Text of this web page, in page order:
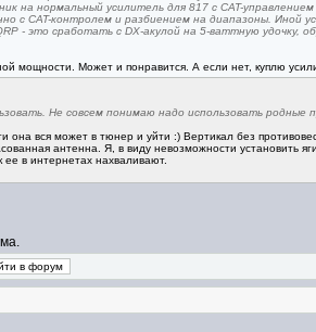
на нормальный усилитель для 817 с CAT-
с CAT-контролем и разбиением на диапазоны.
- это сработать с DX-акулой на 5-ваттную удочку,
мощности. Может и понравится. А если нет, куплю
Не совсем понимаю надо использовать родные
она вся может в тюнер и уйти :) Вертикал без
антенна. Я, в виду невозможности установить
ее в интернетах нахваливают.